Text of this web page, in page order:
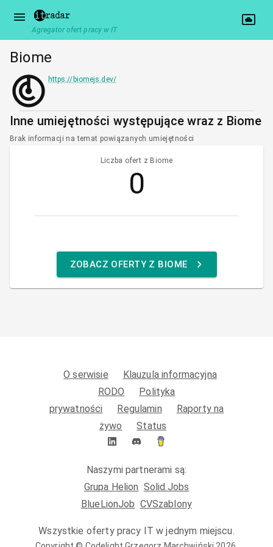
Agregator ofert pracy w IT
Biome
https://biomejs.dev/
Inne umiejętności występujące wraz z Biome
Brak informacji na temat powiązanych umiejętności
Liczba ofert z Biome
0
ZOBACZ OFERTY Z BIOME
O serwisie
Klauzula informacyjna
RODO
Polityka
prywatności
Regulamin
Raporty na
żywo
Status
Naszymi partnerami są:
Grupa Helion Solid.Jobs
BlueLionJob CVSzablony
Wszystkie oferty pracy IT w jednym miejscu.